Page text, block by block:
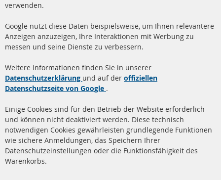
info@contra-automotive.de
facebook
instagram
Quick Links
Dieselpartikelfilter (DPF)
Dieselpartikelfilter
Katalysator (KAT)
Sensoren
FAQ
Kundenservice
Über uns
Versandkosten
Kontakt
Vertrag widerrufen
verwenden.
Google nutzt diese Daten beispielsweise, um Ihnen relevantere
Anzeigen anzuzeigen, Ihre Interaktionen mit Werbung zu
messen und seine Dienste zu verbessern.
Weitere Informationen finden Sie in unserer
Datenschutzerklärung und auf der offiziellen
Datenschutzseite von Google .
Einige Cookies sind für den Betrieb der Website erforderlich
und können nicht deaktiviert werden. Diese technisch
notwendigen Cookies gewährleisten grundlegende Funktionen
wie sichere Anmeldungen, das Speichern Ihrer
Datenschutzeinstellungen oder die Funktionsfähigkeit des
Warenkorbs.